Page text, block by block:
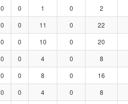
0 0 1 0 2
0 0 11 0 22
0 0 10 0 20
0 0 4 0 8
0 0 8 0 16
0 0 4 0 8